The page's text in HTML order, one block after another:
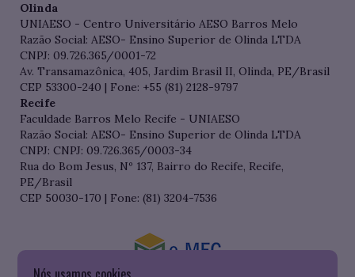
Olinda
UNIAESO - Centro Universitário AESO Barros Melo
Razão Social: AESO- Ensino Superior de Olinda LTDA
CNPJ: 09.726.365/0001-72
Av. Transamazônica, 405, Jardim Brasil II, Olinda, PE/Brasil
CEP 53300-240 | Fone: +55 (81) 2128-9797
Recife
Faculdade Barros Melo Recife - UNIAESO
Razão Social: AESO- Ensino Superior de Olinda LTDA
CNPJ: CNPJ: 09.726.365/0003-34
Rua do Bom Jesus, Nº 137, Bairro do Recife, Recife,
PE/Brasil
CEP 50030-170 | Fone: (81) 3204-7536
Consulte o cadastro da Instituição no Sistema do e-MEC